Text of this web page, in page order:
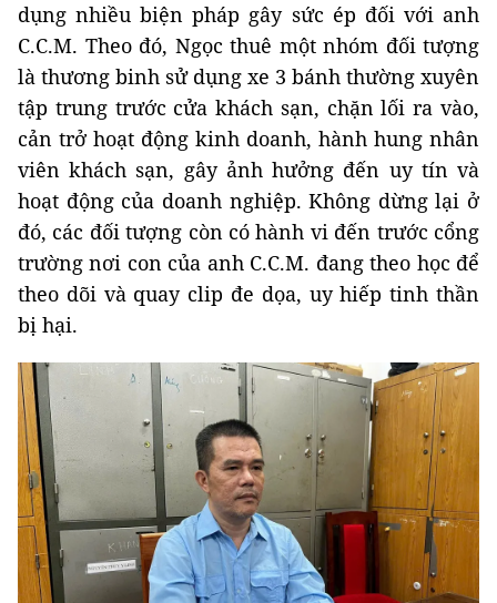
dụng nhiều biện pháp gây sức ép đối với anh
C.C.M. Theo đó, Ngọc thuê một nhóm đối tượng
là thương binh sử dụng xe 3 bánh thường xuyên
tập trung trước cửa khách sạn, chặn lối ra vào,
cản trở hoạt động kinh doanh, hành hung nhân
viên khách sạn, gây ảnh hưởng đến uy tín và
hoạt động của doanh nghiệp. Không dừng lại ở
đó, các đối tượng còn có hành vi đến trước cổng
trường nơi con của anh C.C.M. đang theo học để
theo dõi và quay clip đe dọa, uy hiếp tinh thần
bị hại.